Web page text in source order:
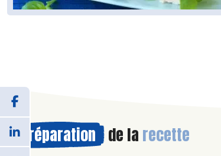
Préparation de la recette